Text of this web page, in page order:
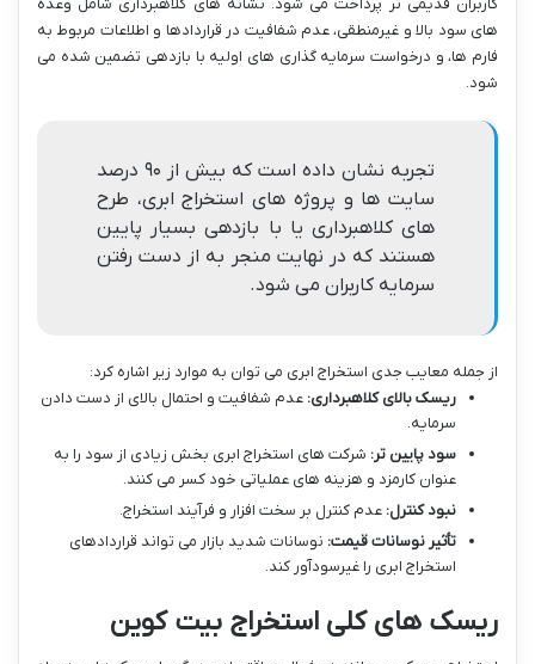
های سود بالا و غیرمنطقی، عدم شفافیت در قراردادها و اطلاعات مربوط به
فارم ها، و درخواست سرمایه گذاری های اولیه با بازدهی تضمین شده می
شود.
تجربه نشان داده است که بیش از ۹۰ درصد
سایت ها و پروژه های استخراج ابری، طرح
های کلاهبرداری یا با بازدهی بسیار پایین
هستند که در نهایت منجر به از دست رفتن
سرمایه کاربران می شود.
از جمله معایب جدی استخراج ابری می توان به موارد زیر اشاره کرد:
ریسک بالای کلاهبرداری: عدم شفافیت و احتمال بالای از دست دادن
سرمایه.
سود پایین تر: شرکت های استخراج ابری بخش زیادی از سود را به
عنوان کارمزد و هزینه های عملیاتی خود کسر می کنند.
نبود کنترل: عدم کنترل بر سخت افزار و فرآیند استخراج.
تأثیر نوسانات قیمت: نوسانات شدید بازار می تواند قراردادهای
استخراج ابری را غیرسودآور کند.
ریسک های کلی استخراج بیت کوین